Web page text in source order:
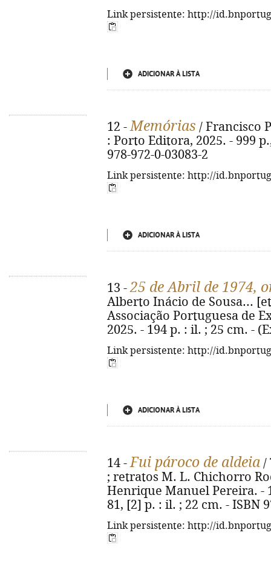
Link persistente: http://
ADICIONAR À LISTA
12 -Memórias / Francisco
: Porto Editora, 2025. - 999
978-972-0-03083-2
Link persistente: http://
ADICIONAR À LISTA
13 -25 de Abril de 1974,
Alberto Inácio de Sousa...
Associação Portuguesa de
2025. - 194 p. : il. ; 25 cm. -
Link persistente: http://
ADICIONAR À LISTA
14 -Fui pároco de aldeia /
; retratos M. L. Chichorro
Henrique Manuel Pereira. -
81, [2] p. : il. ; 22 cm. - ISBN
Link persistente: http://